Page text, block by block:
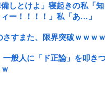
しとけよ」寝起きの私「知
ー！！！！」私「あ…」
さすまた、限界突破ｗｗｗ
一般人に「ド正論」を叩き